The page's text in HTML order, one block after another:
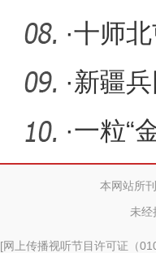
·十师
·新疆
力
·一粒“
链实践
本网站所
未经
[网上传播视听节目许可证（